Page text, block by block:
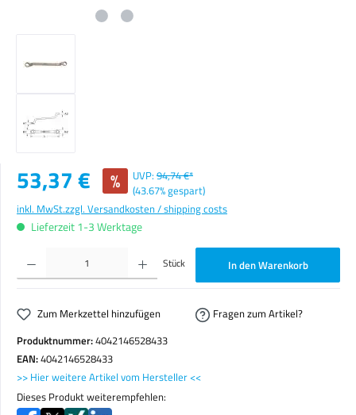
Verkaufspreis:
53,37 € % UVP: 94,74 €*
(43.67% gespart)
inkl. MwSt.zzgl. Versandkosten / shipping costs
Lieferzeit 1-3 Werktage
Produkt Anzahl: Gib den gewünschten Wert ein oder benutze die Schaltflächen um die Anzahl zu
Stück In den Warenkorb
Zum Merkzettel hinzufügen
Fragen zum Artikel?
Produktnummer:4042146528433
EAN:4042146528433
>> Hier weitere Artikel vom Hersteller <<
Dieses Produkt weiterempfehlen: